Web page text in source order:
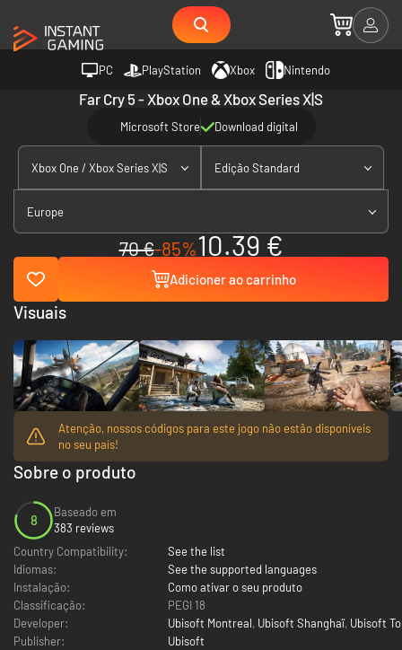
PC PlayStation Xbox Nintendo
Far Cry 5 - Xbox One & Xbox Series X|S
Microsoft Store Download digital
Xbox One / Xbox Series X|S Edição Standard
Europe
70 €-85%10.39 €
Adicioner ao carrinho
Atenção, nossos códigos para este jogo não estão disponíveis
no seu país!
Sobre o produto
8
Baseado em
383 reviews
Country Compatibility:
See the list
Idiomas:
See the supported languages
Instalação:
Como ativar o seu produto
Classificação:
PEGI 18
Developer:
Ubisoft Montreal, Ubisoft Shanghaï, Ubisoft
Publisher:
Ubisoft
Visuais